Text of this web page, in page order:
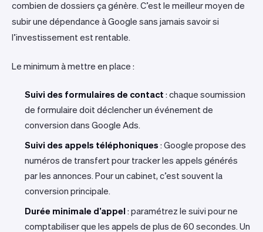
combien de dossiers ça génère. C’est le meilleur moyen de
subir une dépendance à Google sans jamais savoir si
l’investissement est rentable.
Le minimum à mettre en place :
Suivi des formulaires de contact : chaque soumission
de formulaire doit déclencher un événement de
conversion dans Google Ads.
Suivi des appels téléphoniques : Google propose des
numéros de transfert pour tracker les appels générés
par les annonces. Pour un cabinet, c’est souvent la
conversion principale.
Durée minimale d’appel : paramétrez le suivi pour ne
comptabiliser que les appels de plus de 60 secondes. Un